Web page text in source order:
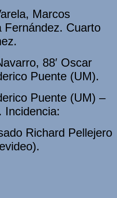
Marcos
Fernández. Cuarto
88′ Oscar
Puente (UM).
Puente (UM) –
Incidencia:
Richard Pellejero